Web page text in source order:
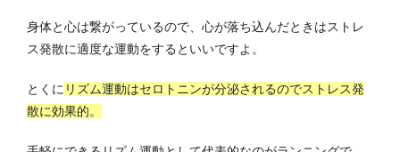
身体と心は繋がっているので、心が落ち込んだときはストレ
ス発散に適度な運動をするといいですよ。
とくに リズム運動はセロトニンが分泌されるのでストレス発
散に効果的。